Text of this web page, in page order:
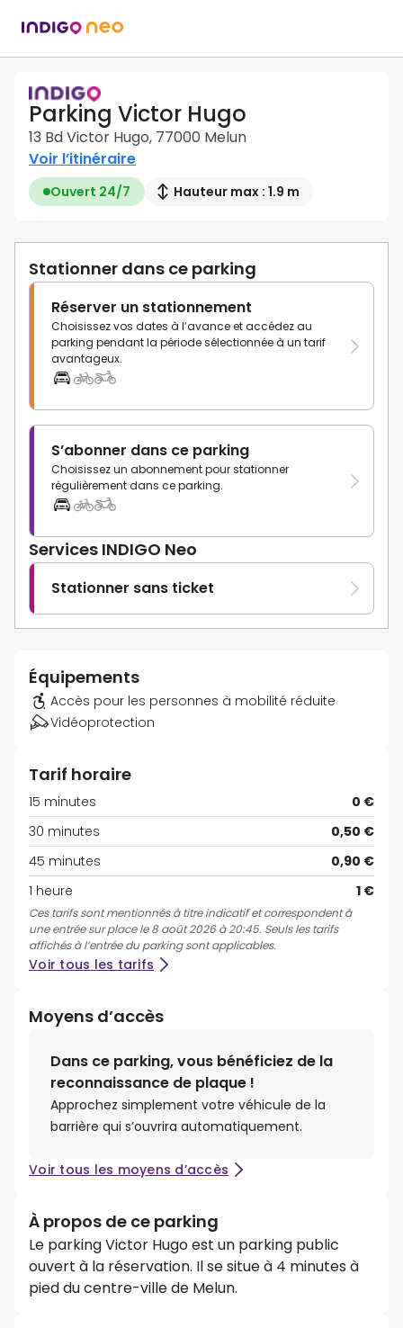
Parking Victor Hugo
13 Bd Victor Hugo, 77000 Melun
Voir l’itinéraire
Ouvert 24/7 Hauteur max : 1.9 m
Stationner dans ce parking
Réserver un stationnement
Choisissez vos dates à l’avance et accédez au
parking pendant la période sélectionnée à un tarif
avantageux.
S’abonner dans ce parking
Choisissez un abonnement pour stationner
régulièrement dans ce parking.
Services INDIGO Neo
Stationner sans ticket
Équipements
Accès pour les personnes à mobilité réduite
Vidéoprotection
Tarif horaire
15 minutes
0 €
30 minutes
0,50 €
45 minutes
0,90 €
1 heure
1 €
Ces tarifs sont mentionnés à titre indicatif et correspondent à
une entrée sur place le 8 août 2026 à 20:45. Seuls les tarifs
affichés à l’entrée du parking sont applicables.
Voir tous les tarifs
Moyens d’accès
Dans ce parking, vous bénéficiez de la
reconnaissance de plaque !
Approchez simplement votre véhicule de la
barrière qui s’ouvrira automatiquement.
Voir tous les moyens d’accès
À propos de ce parking
Le parking Victor Hugo est un parking public
ouvert à la réservation. Il se situe à 4 minutes à
pied du centre-ville de Melun.